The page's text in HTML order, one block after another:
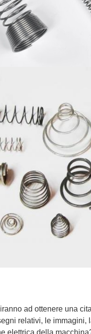
ad ottenere una
relativi, le
elettrica della